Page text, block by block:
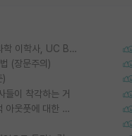
Korea University 수학, 컴퓨터과학 이학사, UC Berkeley 산업공학 대학원 공학박사가 되는 것은 쉽지 않겠죠?
(장문주의)
)
들이 착각하는 거
포스텍 억까에 대해 (동문의 학문적 아웃풋에 대한 반박)